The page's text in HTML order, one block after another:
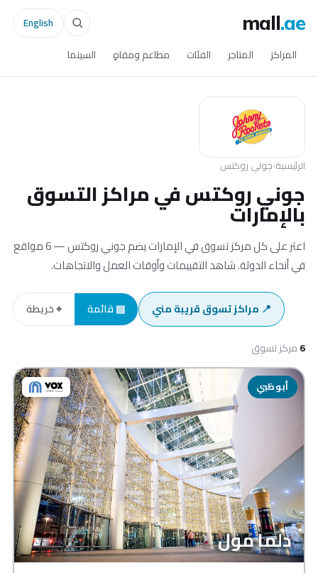
mall.ae
المراكز المتاجر الفئات مطاعم ومقاهٍ السينما
English
الرئيسية›جوني روكتس
جوني روكتس في مراكز التسوق
بالإمارات
اعثر على كل مركز تسوق في الإمارات يضم جوني روكتس — 6 مواقع
في أنحاء الدولة. شاهد التقييمات وأوقات العمل والاتجاهات.
📍 مراكز تسوق قريبة مني ▤ قائمة ⌖ خريطة
6مركز تسوق
أبوظبي
دلما مول